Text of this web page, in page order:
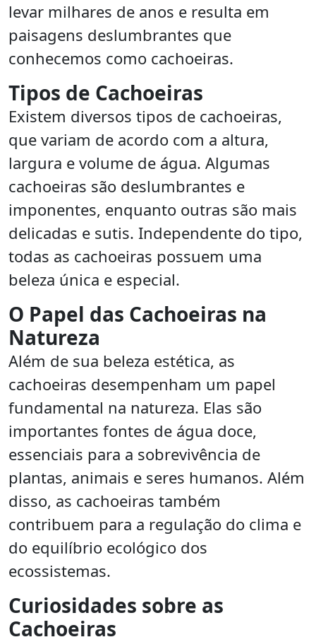
levar milhares de anos e resulta em
paisagens deslumbrantes que
conhecemos como cachoeiras.
Tipos de Cachoeiras
Existem diversos tipos de cachoeiras,
que variam de acordo com a altura,
largura e volume de água. Algumas
cachoeiras são deslumbrantes e
imponentes, enquanto outras são mais
delicadas e sutis. Independente do tipo,
todas as cachoeiras possuem uma
beleza única e especial.
O Papel das Cachoeiras na
Natureza
Além de sua beleza estética, as
cachoeiras desempenham um papel
fundamental na natureza. Elas são
importantes fontes de água doce,
essenciais para a sobrevivência de
plantas, animais e seres humanos. Além
disso, as cachoeiras também
contribuem para a regulação do clima e
do equilíbrio ecológico dos
ecossistemas.
Curiosidades sobre as
Cachoeiras